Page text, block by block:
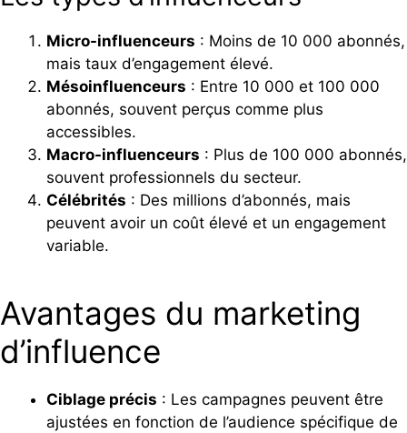
Micro-influenceurs : Moins de 10 000 abonnés,
mais taux d’engagement élevé.
Mésoinfluenceurs : Entre 10 000 et 100 000
abonnés, souvent perçus comme plus
accessibles.
Macro-influenceurs : Plus de 100 000 abonnés,
souvent professionnels du secteur.
Célébrités : Des millions d’abonnés, mais
peuvent avoir un coût élevé et un engagement
variable.
Avantages du marketing
d’influence
Ciblage précis : Les campagnes peuvent être
ajustées en fonction de l’audience spécifique de